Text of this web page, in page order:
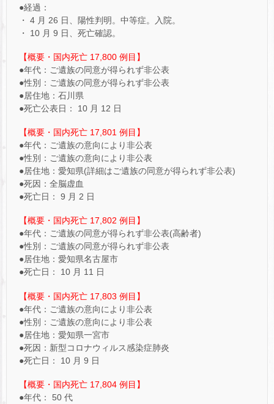
●経過：
・ 4 月 26 日、陽性判明。中等症。入院。
・ 10 月 9 日、死亡確認。
【概要・国内死亡 17,800 例目】
●年代：ご遺族の同意が得られず非公表
●性別：ご遺族の同意が得られず非公表
●居住地：石川県
●死亡公表日： 10 月 12 日
【概要・国内死亡 17,801 例目】
●年代：ご遺族の意向により非公表
●性別：ご遺族の意向により非公表
●居住地：愛知県(詳細はご遺族の同意が得られず非公表)
●死因：全脳虚血
●死亡日： 9 月 2 日
【概要・国内死亡 17,802 例目】
●年代：ご遺族の同意が得られず非公表(高齢者)
●性別：ご遺族の同意が得られず非公表
●居住地：愛知県名古屋市
●死亡日： 10 月 11 日
【概要・国内死亡 17,803 例目】
●年代：ご遺族の意向により非公表
●性別：ご遺族の意向により非公表
●居住地：愛知県一宮市
●死因：新型コロナウィルス感染症肺炎
●死亡日： 10 月 9 日
【概要・国内死亡 17,804 例目】
●年代： 50 代